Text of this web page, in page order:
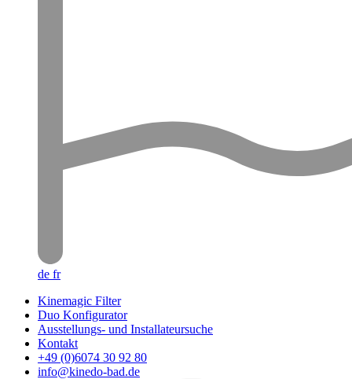
de fr
Kinemagic Filter
Duo Konfigurator
Ausstellungs- und Installateursuche
Kontakt
+49 (0)6074 30 92 80
info@kinedo-bad.de